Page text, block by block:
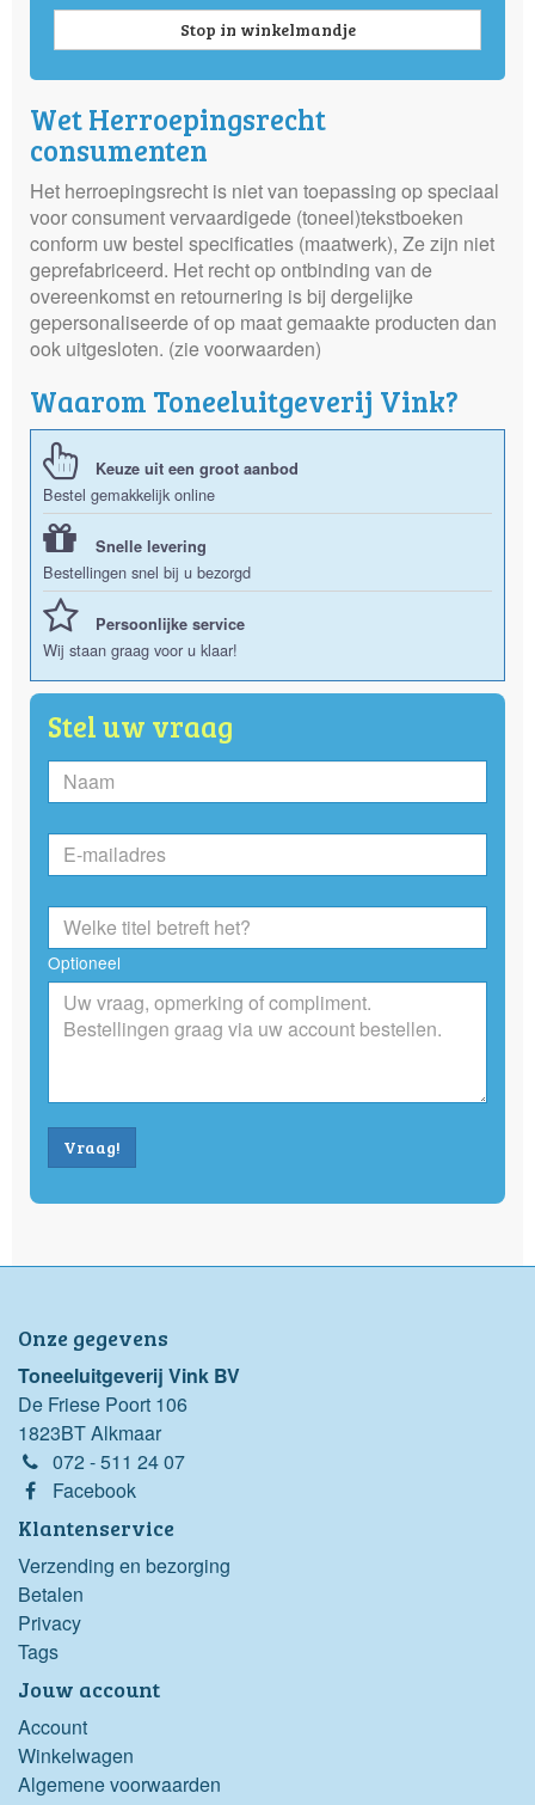
Stop in winkelmandje
Wet Herroepingsrecht
consumenten
Het herroepingsrecht is niet van toepassing op speciaal
voor consument vervaardigede (toneel)tekstboeken
conform uw bestel specificaties (maatwerk), Ze zijn niet
geprefabriceerd. Het recht op ontbinding van de
overeenkomst en retournering is bij dergelijke
gepersonaliseerde of op maat gemaakte producten dan
ook uitgesloten. (zie voorwaarden)
Waarom Toneeluitgeverij Vink?
Keuze uit een groot aanbod
Bestel gemakkelijk online
Snelle levering
Bestellingen snel bij u bezorgd
Persoonlijke service
Wij staan graag voor u klaar!
Stel uw vraag
Optioneel
Vraag!
Onze gegevens
Toneeluitgeverij Vink BV
De Friese Poort 106
1823BT Alkmaar
072 - 511 24 07
Facebook
Klantenservice
Verzending en bezorging
Betalen
Privacy
Tags
Jouw account
Account
Winkelwagen
Algemene voorwaarden